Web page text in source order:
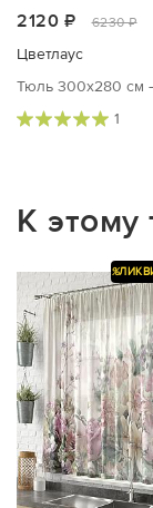
2120 ₽ 6230 ₽
Цветлаус
Тюль 300х280 см
1
К этому
%